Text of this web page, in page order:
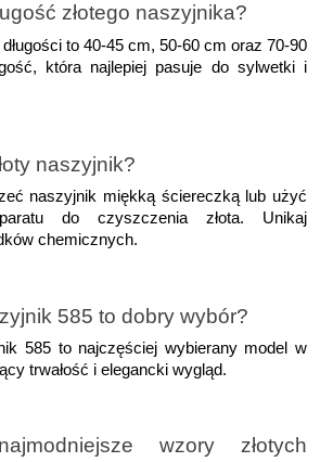
złotego naszyjnika?
to 40-45 cm, 50-60 cm oraz 70-90
która najlepiej pasuje do sylwetki i
naszyjnik?
naszyjnik miękką ściereczką lub użyć
do czyszczenia złota. Unikaj
chemicznych.
585 to dobry wybór?
585 to najczęściej wybierany model w
trwałość i elegancki wygląd.
wzory złotych